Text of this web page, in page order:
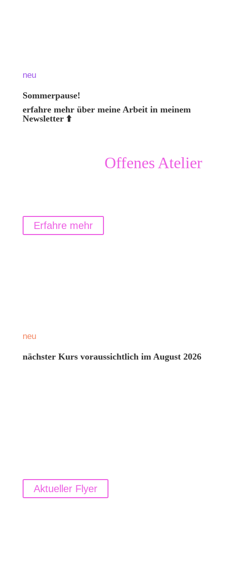
neu
Sommerpause!
erfahre mehr über meine Arbeit in meinem
Newsletter ⬆️
Offenes Atelier
Erfahre mehr
neu
nächster Kurs voraussichtlich im August 2026
Aktueller Flyer